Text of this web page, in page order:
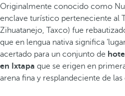
Originalmente conocido como
enclave turístico perteneciente al
Zihuatanejo, Taxco) fue
que en lengua nativa significa
acertado para un conjunto de
en Ixtapa que se erigen en
arena fina y resplandeciente de